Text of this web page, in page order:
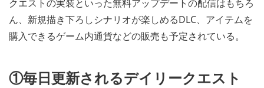
クエストの実装といった無料アップデートの配信はもちろ
ん、新規描き下ろしシナリオが楽しめるDLC、アイテムを
購入できるゲーム内通貨などの販売も予定されている。
①毎日更新されるデイリークエスト